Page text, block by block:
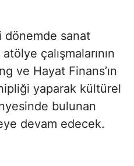
dönemde sanat
çalışmalarının
ve Hayat Finans’ın
yaparak kültürel
bulunan
devam edecek.